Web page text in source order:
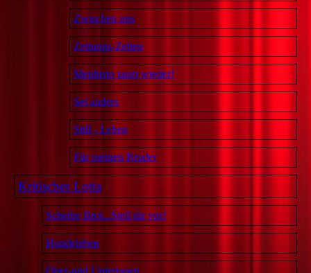
Zwischen uns
Zeitungs-Zeiten
Mephisto tanzt wieder!
Sei anders
Still - Leben
Für meinen Bruder
Kritisches Lotta
Scheibe Brot...Stell dir vor!
Hundeleben
Ober-und Untertanen